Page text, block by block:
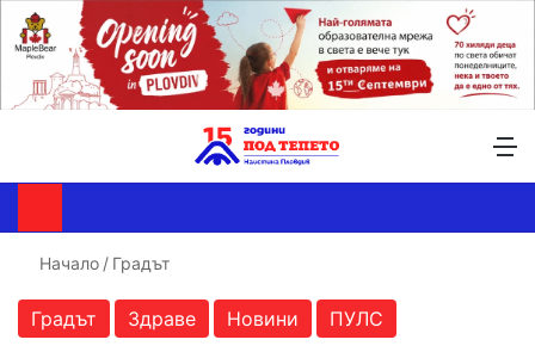
Начало / Градът
Градът Здраве Новини ПУЛС